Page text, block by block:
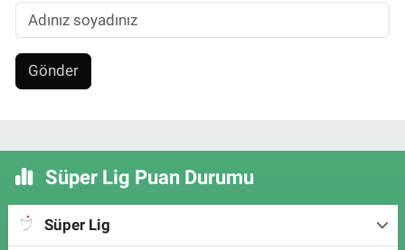
Gönder
Süper Lig Puan Durumu
Süper Lig